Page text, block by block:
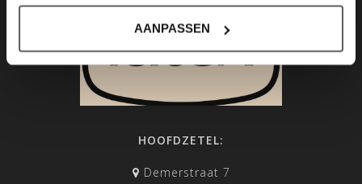
AANPASSEN
HOOFDZETEL:
Demerstraat 7